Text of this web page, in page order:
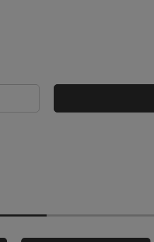
す